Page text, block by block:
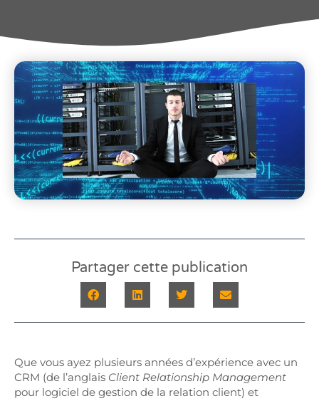
Partager cette publication
Que vous ayez plusieurs années d’expérience avec un
CRM (de l’anglais Client Relationship Management
pour logiciel de gestion de la relation client) et